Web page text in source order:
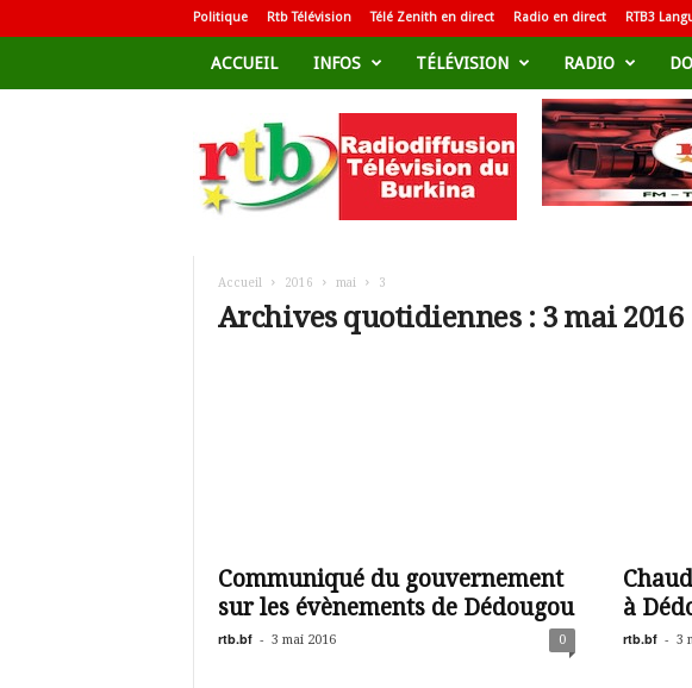
Politique Rtb Télévision Télé Zenith en direct Radio en direct RTB3
ACCUEIL INFOS TÉLÉVISION RADIO
d
i
Accueil 2016 mai 3
Archives quotidiennes : 3 mai 2016
Communiqué du gouvernement
sur les évènements de Dédougou
rtb.bf - 3 mai 2016 0
à
rtb.bf - 3